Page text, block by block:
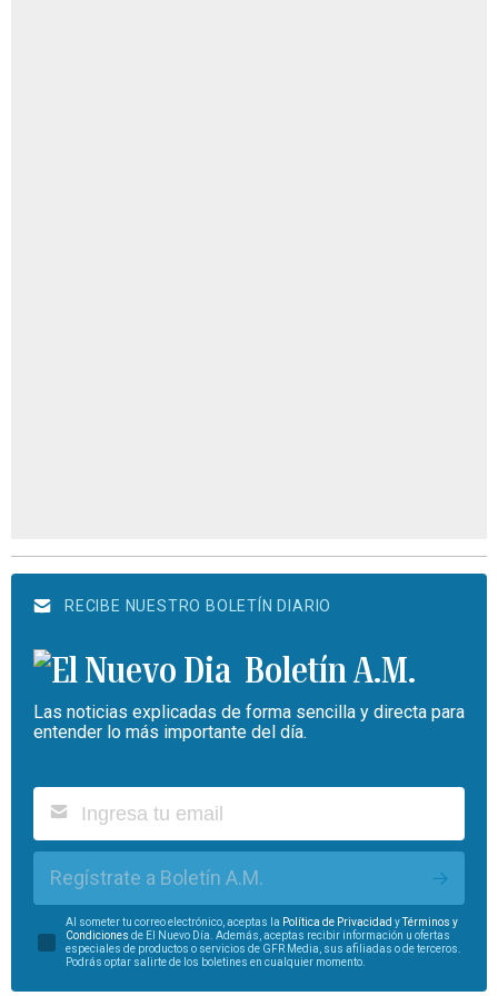
RECIBE NUESTRO BOLETÍN DIARIO
Boletín A.M.
Las noticias explicadas de forma sencilla y directa para
entender lo más importante del día.
Regístrate a Boletín A.M.
Al someter tu correo electrónico, aceptas la Política de Privacidad yTérminos y
Condiciones de El Nuevo Día. Además, aceptas recibir información u ofertas
especiales de productos o servicios de GFR Media, sus afiliadas o de terceros.
Podrás optar salirte de los boletines en cualquier momento.